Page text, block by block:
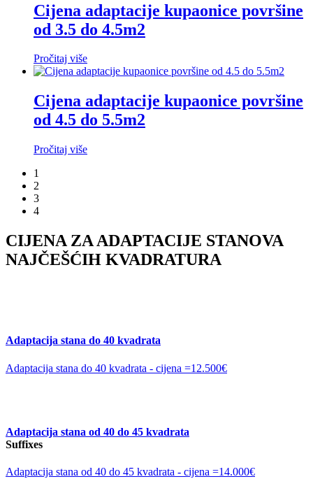
Cijena adaptacije kupaonice površine
od 3.5 do 4.5m2
Pročitaj više
Cijena adaptacije kupaonice površine
od 4.5 do 5.5m2
Pročitaj više
1
2
3
4
CIJENA ZA ADAPTACIJE STANOVA
NAJČEŠĆIH KVADRATURA
Adaptacija stana do 40 kvadrata
Adaptacija stana do 40 kvadrata - cijena =12.500€
Adaptacija stana od 40 do 45 kvadrata
Suffixes
Adaptacija stana od 40 do 45 kvadrata - cijena =14.000€